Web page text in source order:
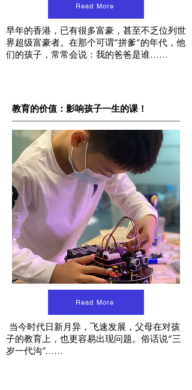
Read More
早年的香港，已有很多富豪，甚至不乏位列世
界超级富豪者。在那个可谓“拼爹”的年代，他
们的孩子，常常会说：我的爸爸是谁……
教育的价值：影响孩子一生的课！
Read More
当今时代日新月异，飞速发展，父母在对孩
子的教育上，也更容易出现问题。俗话说“三
岁一代沟”……